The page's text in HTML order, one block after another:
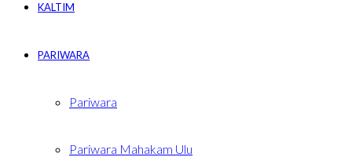
KALTIM
PARIWARA
Pariwara
Pariwara Mahakam Ulu